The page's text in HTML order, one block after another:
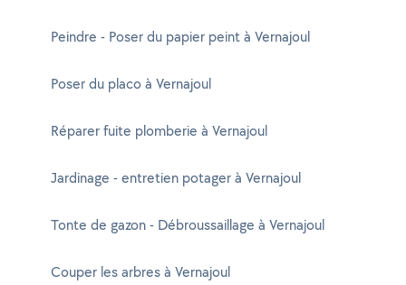
Peindre - Poser du papier peint à Vernajoul
Poser du placo à Vernajoul
Réparer fuite plomberie à Vernajoul
Jardinage - entretien potager à Vernajoul
Tonte de gazon - Débroussaillage à Vernajoul
Couper les arbres à Vernajoul